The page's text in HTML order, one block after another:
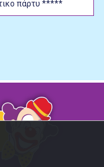
πάρτυ *****